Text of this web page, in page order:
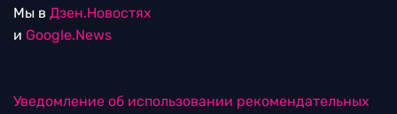
Мы в Дзен.Новостях
и Google.News
Уведомление об использовании рекомендательных